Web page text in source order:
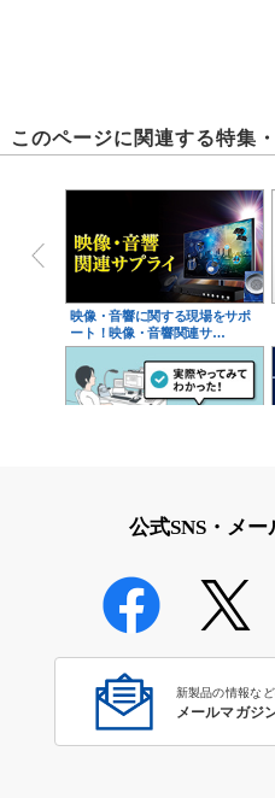
このページに関連する特集
映像・音響に関する現場をサポ
ート！映像・音響関連サ…
会議室でのWeb会議にオススメ
公式SNS・メ
新製品の情報な
メールマガジ